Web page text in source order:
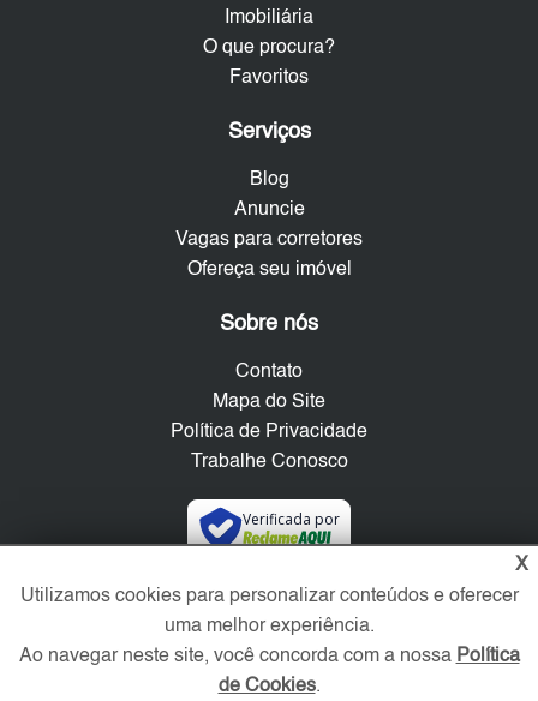
Imobiliária
O que procura?
Favoritos
Serviços
Blog
Anuncie
Vagas para corretores
Ofereça seu imóvel
Sobre nós
Contato
Mapa do Site
Política de Privacidade
Trabalhe Conosco
Verificada por
Redes Sociais
X
Utilizamos cookies para personalizar conteúdos e oferecer
uma melhor experiência.
Ao navegar neste site, você concorda com a nossa Política
de Cookies.